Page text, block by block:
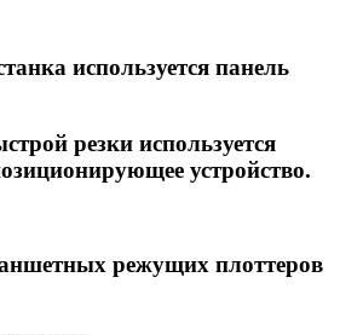
используется панель
резки используется
устройство.
режущих плоттеров